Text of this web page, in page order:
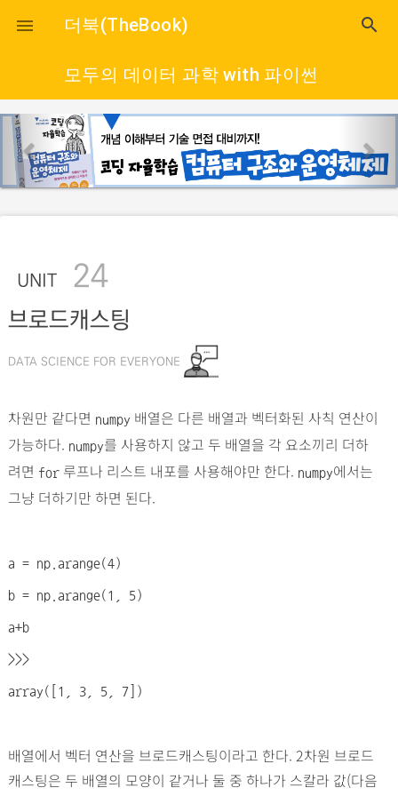
close
 더북(TheBook) search
모두의 데이터 과학 with 파이썬
p
r
e
u
e
x
UNIT 24
브로드캐스팅
DATA SCIENCE FOR EVERYONE
차원만 같다면 numpy 배열은 다른 배열과 벡터화된 사칙 연산이
가능하다. numpy를 사용하지 않고 두 배열을 각 요소끼리 더하
려면 for루프나 리스트 내포를 사용해야만 한다. numpy에서는
그냥 더하기만 하면 된다.
a = np.arange(4)
b = np.arange(1, 5)
a+b
>>>
array([1, 3, 5, 7])
배열에서 벡터 연산을 브로드캐스팅이라고 한다. 2차원 브로드
캐스팅은 두 배열의 모양이 같거나 둘 중 하나가 스칼라 값(다음